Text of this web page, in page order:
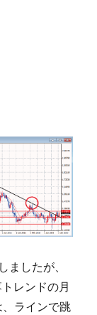
ましたが、
レンドの月
ラインで跳